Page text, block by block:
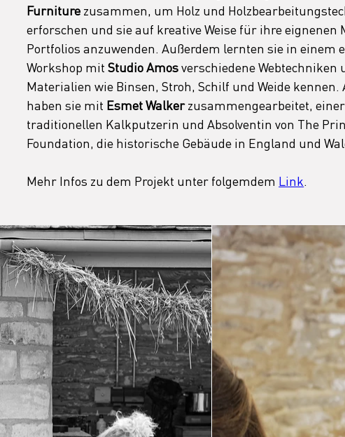
Furniture zusammen, um Holz und
erforschen und sie auf kreative Weise für ihre eignenen
Portfolios anzuwenden. Außerdem lernten sie in einem
Workshop mit Studio Amos verschiedene Webtechniken
Materialien wie Binsen, Stroh, Schilf und Weide kennen.
haben sie mit Esmet Walker zusammengearbeitet, einer
traditionellen Kalkputzerin und Absolventin von The
Foundation, die historische Gebäude in England und
Mehr Infos zu dem Projekt unter folgemdem Link.